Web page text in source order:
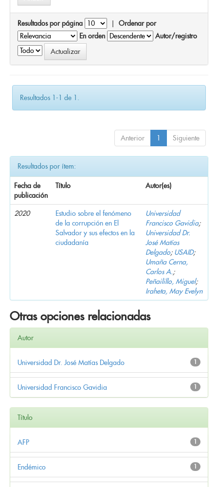
Resultados por página | Ordenar por
En orden
Autor/registro
Resultados 1-1 de 1.
Anterior 1 Siguiente
Resultados por ítem:
Fecha de
publicación
Título Autor(es)
2020
Estudio sobre el fenómeno
de la corrupción en El
Salvador y sus efectos en la
ciudadanía
Universidad
Francisco Gavidia;
Universidad Dr.
José Matías
Delgado; USAID;
Umaña Cerna,
Carlos A.;
Peñailillo, Miguel;
Iraheta, May Evelyn
Otras opciones relacionadas
Autor
1
Universidad Dr. José Matías Delgado
1
Universidad Francisco Gavidia
Título
1
AFP
1
Endémico